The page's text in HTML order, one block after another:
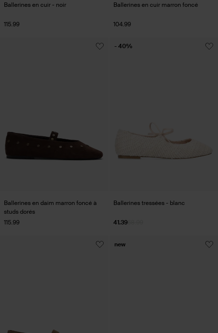
Ballerines en cuir - noir
115.99
Ballerines en cuir marron foncé
104.99
Ballerines en daim marron foncé à
studs dorés
115.99
Ballerines tressées - blanc
41.39
- 40%
new